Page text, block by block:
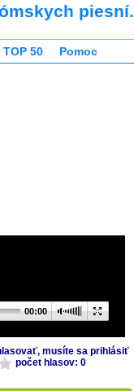
piesní.
TOP 50 Pomoc
00:00
musíte sa prihlásiť
počet hlasov: 0